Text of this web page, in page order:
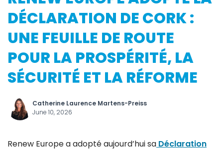
DÉCLARATION DE CORK :
UNE FEUILLE DE ROUTE
POUR LA PROSPÉRITÉ, LA
SÉCURITÉ ET LA RÉFORME
Catherine Laurence Martens-Preiss
June 10, 2026
Renew Europe a adopté aujourd’hui sa Déclaration